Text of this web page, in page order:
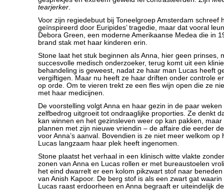
tearjerker.
Voor zijn regiedebuut bij Toneelgroep Amsterdam schreef
geïnspireerd door Euripides’ tragedie, maar dat vooral
Debora Green, een moderne Amerikaanse Medea die in
brand stak met haar kinderen erin.
Stone laat het stuk beginnen als Anna, hier geen prinses,
succesvolle medisch onderzoeker, terug komt uit een
behandeling is geweest, nadat ze haar man Lucas heeft
vergiftigen. Maar nu heeft ze haar driften onder controle
op orde. Om te vieren trekt ze een fles wijn open die ze
met haar medicijnen.
De voorstelling volgt Anna en haar gezin in de paar
zelfbedrog uitgroeit tot ondraaglijke proporties. Ze denkt
kan winnen en het gezinsleven weer op kan pakken,
plannen met zijn nieuwe vriendin – de affaire die eerder
voor Anna’s aanval. Bovendien is ze niet meer welkom op
Lucas langzaam haar plek heeft ingenomen.
Stone plaatst het verhaal in een klinisch witte vlakte
zonen van Anna en Lucas rollen er met bureaustoelen
het eind dwarrelt er een kolom pikzwart stof naar
van Anish Kapoor. De berg stof is als een zwart gat
Lucas raast erdoorheen en Anna begraaft er uiteindelijk